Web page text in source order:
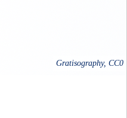
Gratisography, CC0